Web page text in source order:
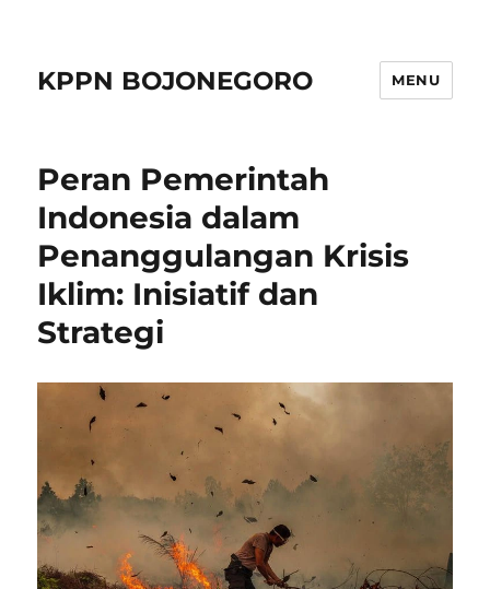
KPPN BOJONEGORO MENU
Peran Pemerintah
Indonesia dalam
Penanggulangan Krisis
Iklim: Inisiatif dan
Strategi